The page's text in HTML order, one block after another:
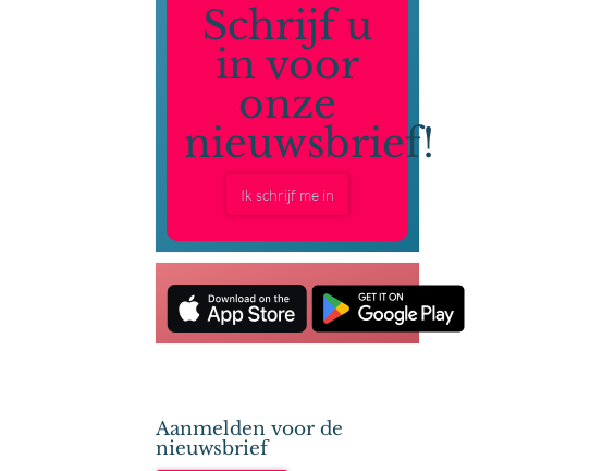
Schrijf u
in voor
onze
nieuwsbrief!
Ik schrijf me in
Aanmelden voor de
nieuwsbrief